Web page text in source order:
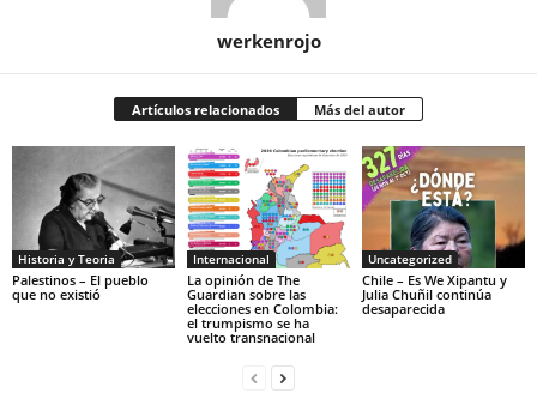
werkenrojo
Artículos relacionados Más del autor
Historia y Teoria
Palestinos – El pueblo
que no existió
Internacional
La opinión de The
Guardian sobre las
elecciones en Colombia:
el trumpismo se ha
vuelto transnacional
Uncategorized
Chile – Es We Xipantu y
Julia Chuñil continúa
desaparecida